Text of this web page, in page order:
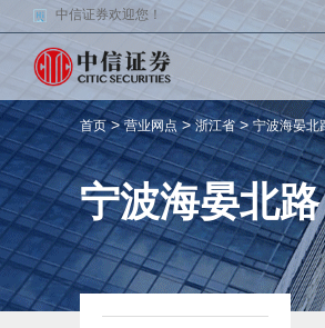
中信证券欢迎您！
首页>营业网点>浙江省> 宁波海晏北
宁波海晏北路